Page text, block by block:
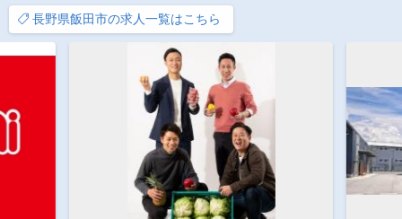
長野県飯田市の求人一覧はこちら